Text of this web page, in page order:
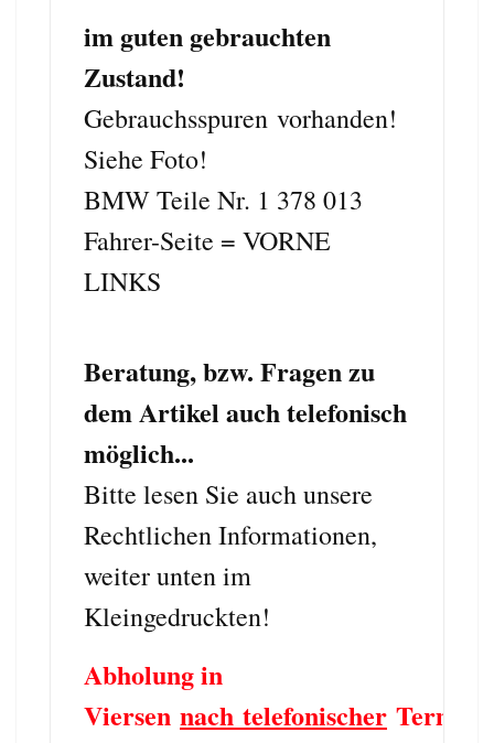
im guten gebrauchten
Zustand!
Gebrauchsspuren vorhanden!
Siehe Foto!
BMW Teile Nr. 1 378 013
Fahrer-Seite = VORNE
LINKS
Beratung, bzw. Fragen zu
dem Artikel auch telefonisch
möglich...
Bitte lesen Sie auch unsere
Rechtlichen Informationen,
weiter unten im
Kleingedruckten!
Abholung in
Viersen nach telefonischer Termin